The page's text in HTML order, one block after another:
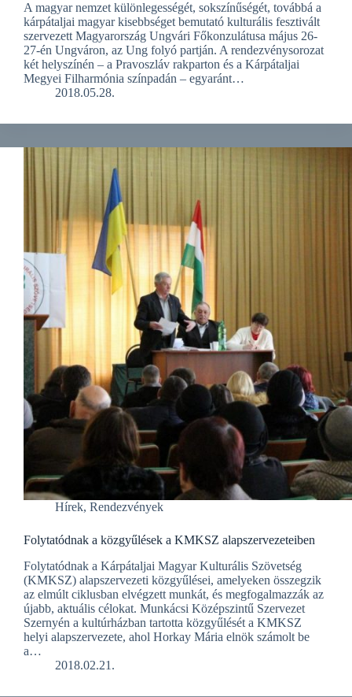
A magyar nemzet különlegességét, sokszínűségét, továbbá a
kárpátaljai magyar kisebbséget bemutató kulturális fesztivált
szervezett Magyarország Ungvári Főkonzulátusa május 26-
27-én Ungváron, az Ung folyó partján. A rendezvénysorozat
két helyszínén – a Pravoszláv rakparton és a Kárpátaljai
Megyei Filharmónia színpadán – egyaránt…
2018.05.28.
Hírek, Rendezvények
Folytatódnak a közgyűlések a KMKSZ alapszervezeteiben
Folytatódnak a Kárpátaljai Magyar Kulturális Szövetség
(KMKSZ) alapszervezeti közgyűlései, amelyeken összegzik
az elmúlt ciklusban elvégzett munkát, és megfogalmazzák az
újabb, aktuális célokat. Munkácsi Középszintű Szervezet
Szernyén a kultúrházban tartotta közgyűlését a KMKSZ
helyi alapszervezete, ahol Horkay Mária elnök számolt be
a…
2018.02.21.